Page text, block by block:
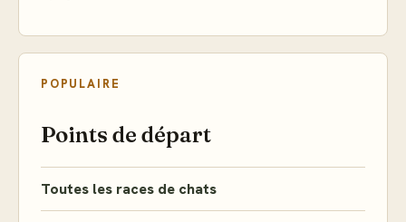
POPULAIRE
Points de départ
Toutes les races de chats